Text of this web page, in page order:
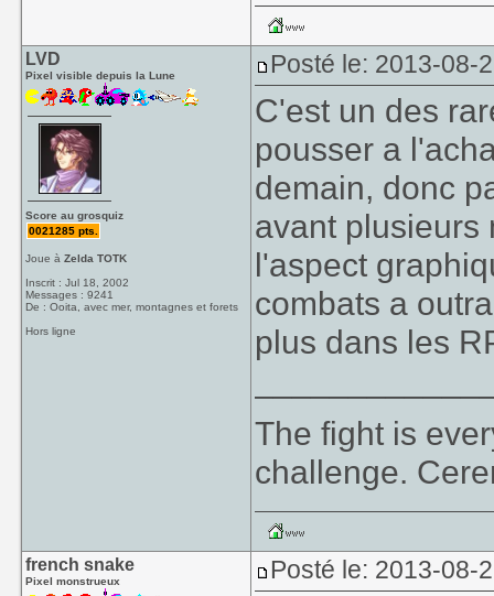
LVD
Pixel visible depuis la Lune
Score au grosquiz
0021285 pts.
Joue àZelda TOTK
Inscrit : Jul 18, 2002
Messages : 9241
De : Ooita, avec mer, montagnes et forets
Hors ligne
Posté le: 2013-08-
C'est un des
pousser a
demain, donc
avant plusieurs
l'aspect
combats a
plus dans les
The fight is
challenge.
french snake
Pixel monstrueux Posté le: 2013-08-